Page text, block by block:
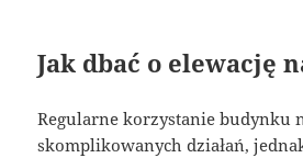
Jak dbać o elewację
Regularne korzystanie budynku
skomplikowanych działań,